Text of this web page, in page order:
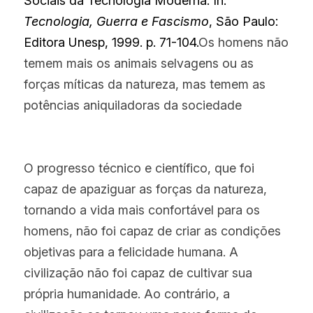
Tecnologia, Guerra e Fascismo, São Paulo:
Editora Unesp, 1999. p. 71-104.Os homens não
temem mais os animais selvagens ou as
forças míticas da natureza, mas temem as
potências aniquiladoras da sociedade
O progresso técnico e científico, que foi
capaz de apaziguar as forças da natureza,
tornando a vida mais confortável para os
homens, não foi capaz de criar as condições
objetivas para a felicidade humana. A
civilização não foi capaz de cultivar sua
própria humanidade. Ao contrário, a